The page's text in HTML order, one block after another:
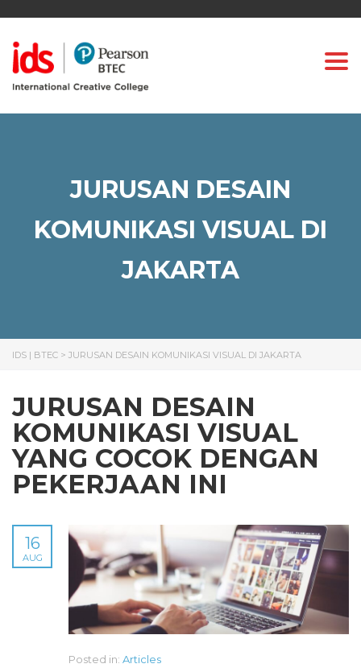
JURUSAN DESAIN
KOMUNIKASI VISUAL DI
JAKARTA
IDS | BTEC > JURUSAN DESAIN KOMUNIKASI VISUAL DI JAKARTA
JURUSAN DESAIN
KOMUNIKASI VISUAL
YANG COCOK DENGAN
PEKERJAAN INI
16
AUG
Posted in: Articles